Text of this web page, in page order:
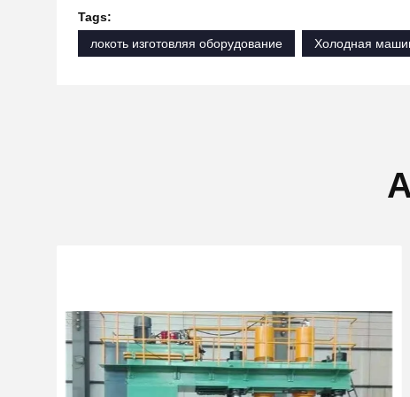
Tags:
локоть изготовляя оборудование
Холодная